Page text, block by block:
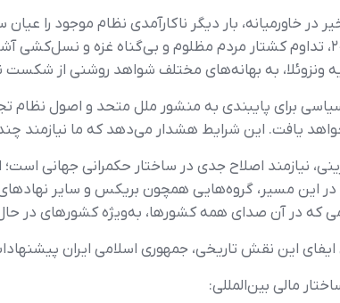
در خاورمیانه، بار دیگر ناکارآمدی نظام موجود را
ژوئن ۲۰۲۵، تداوم کشتار مردم مظلوم و بی‌گناه غزه و
ونزوئلا، به بهانه‌های مختلف شواهد روشنی از
سیاسی برای پایبندی به منشور ملل متحد و اصول
یافت. این شرایط هشدار می‌دهد که ما نیازمند
نیازمند اصلاح جدی در ساختار حکمرانی جهانی
در این مسیر، گروه‌هایی همچون بریکس و سایر
که در آن صدای همه کشورها، به‌ویژه کشورهای در
ایفای این نقش تاریخی، جمهوری اسلامی ایران